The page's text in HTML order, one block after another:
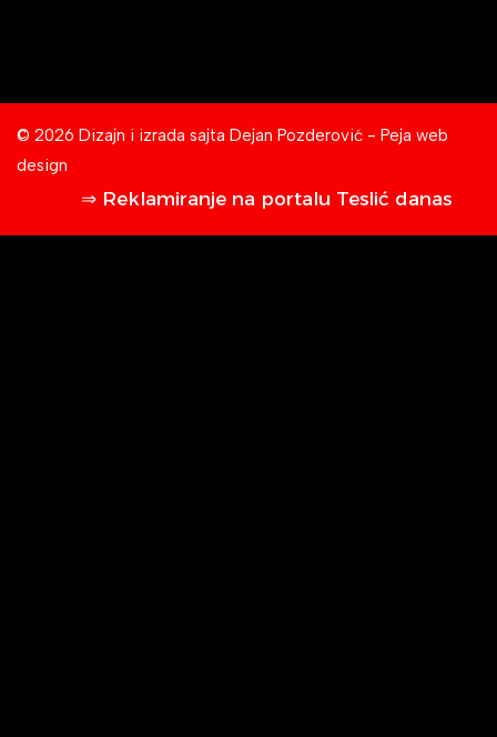
© 2026 Dizajn i izrada sajta Dejan Pozderović - Peja web
design
⇒ Reklamiranje na portalu Teslić danas